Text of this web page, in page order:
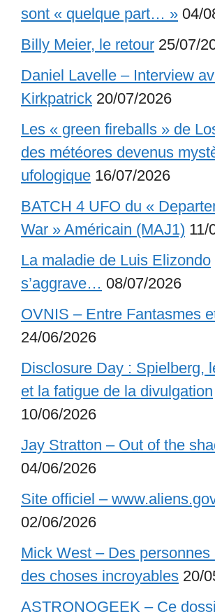
sont « quelque part… » 04/
Billy Meier, le retour 25/07/
Daniel Lavelle – Interview
Kirkpatrick 20/07/2026
Les « green fireballs » de
des météores devenus
ufologique 16/07/2026
BATCH 4 UFO du «
War » Américain (MAJ1) 11/
La maladie de Luis Elizondo
s’aggrave… 08/07/2026
OVNIS – Entre Fantasmes
24/06/2026
Disclosure Day : Spielberg,
et la fatigue de la divulgation
10/06/2026
Jay Stratton – Out of the
04/06/2026
Site officiel –
02/06/2026
Mick West – Des personnes
des choses incroyables 20/
ASTRONOGEEK – Ce